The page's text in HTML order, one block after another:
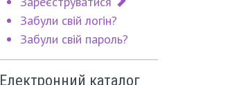
Забули свій логін?
Забули свій пароль?
Електронний каталог